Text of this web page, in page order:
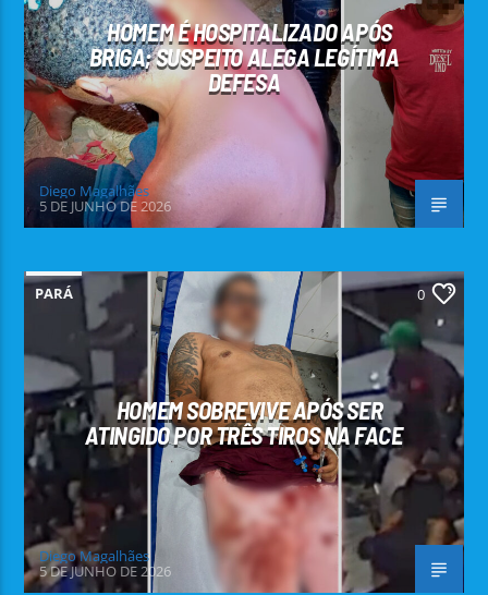
HOMEM É HOSPITALIZADO APÓS
BRIGA; SUSPEITO ALEGA LEGÍTIMA
DEFESA
Diego Magalhães
5 DE JUNHO DE 2026
PARÁ 0
HOMEM SOBREVIVE APÓS SER
ATINGIDO POR TRÊS TIROS NA FACE
Diego Magalhães
5 DE JUNHO DE 2026